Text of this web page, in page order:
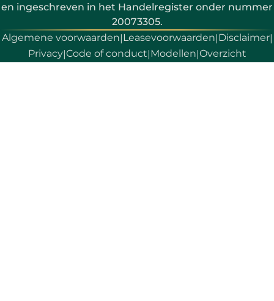
en ingeschreven in het Handelregister onder nummer
20073305.
Algemene voorwaarden|Leasevoorwaarden|Disclaimer|
Privacy|Code of conduct|Modellen|Overzicht